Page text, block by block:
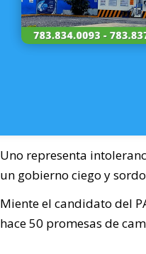
Uno representa
un gobierno ciego y
Miente el candidato del
hace 50 promesas de